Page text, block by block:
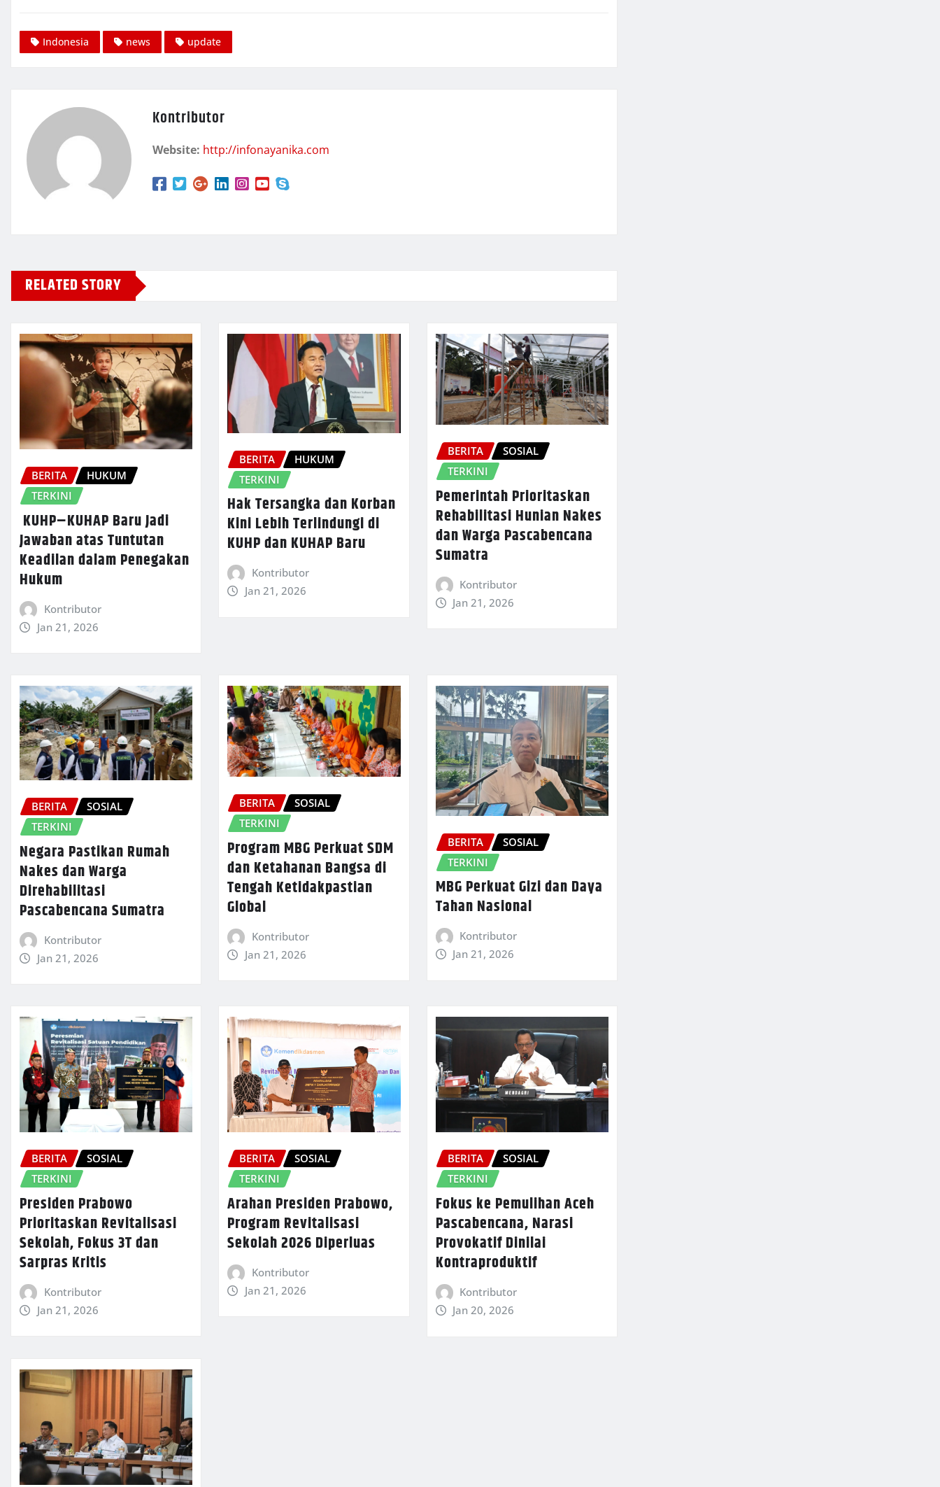
Indonesia news update
Kontributor
Website: http://infonayanika.com
RELATED STORY
BERITA
HUKUM
TERKINI
KUHP–KUHAP Baru Jadi
Jawaban atas Tuntutan
Keadilan dalam Penegakan
Hukum
Kontributor
Jan 21, 2026
BERITA
HUKUM
TERKINI
Hak Tersangka dan Korban
Kini Lebih Terlindungi di
KUHP dan KUHAP Baru
Kontributor
Jan 21, 2026
BERITA
SOSIAL
TERKINI
Pemerintah Prioritaskan
Rehabilitasi Hunian Nakes
dan Warga Pascabencana
Sumatra
Kontributor
Jan 21, 2026
BERITA
SOSIAL
TERKINI
Negara Pastikan Rumah
Nakes dan Warga
Direhabilitasi
Pascabencana Sumatra
Kontributor
Jan 21, 2026
BERITA
SOSIAL
TERKINI
Program MBG Perkuat SDM
dan Ketahanan Bangsa di
Tengah Ketidakpastian
Global
Kontributor
Jan 21, 2026
BERITA
SOSIAL
TERKINI
MBG Perkuat Gizi dan Daya
Tahan Nasional
Kontributor
Jan 21, 2026
BERITA
SOSIAL
TERKINI
Presiden Prabowo
Prioritaskan Revitalisasi
Sekolah, Fokus 3T dan
Sarpras Kritis
Kontributor
Jan 21, 2026
BERITA
SOSIAL
TERKINI
Arahan Presiden Prabowo,
Program Revitalisasi
Sekolah 2026 Diperluas
Kontributor
Jan 21, 2026
BERITA
SOSIAL
TERKINI
Fokus ke Pemulihan Aceh
Pascabencana, Narasi
Provokatif Dinilai
Kontraproduktif
Kontributor
Jan 20, 2026